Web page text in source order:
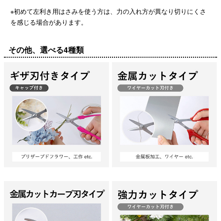
※初めて左利き用はさみを使う方は、力の入れ方が異なり切りにくさ
を感じる場合があります。
その他、選べる4種類